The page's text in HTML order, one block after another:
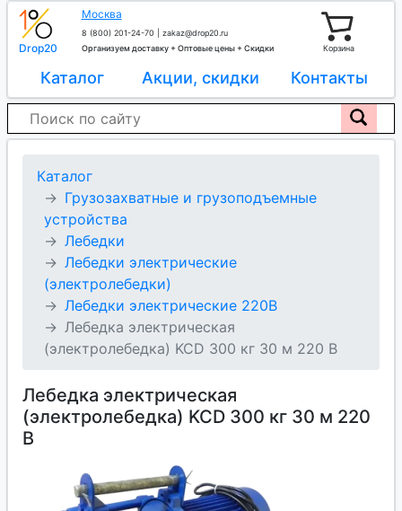
Drop20
Москва
8 (800) 201-24-70
zakaz@drop20.ru
Организуем доставку + Оптовые цены + Скидки
Корзина
Каталог Акции, скидки Контакты
Каталог
Грузозахватные и грузоподъемные
устройства
Лебедки
Лебедки электрические
(электролебедки)
Лебедки электрические 220В
Лебедка электрическая
(электролебедка) KCD 300 кг 30 м 220 В
Лебедка электрическая
(электролебедка) KCD 300 кг 30 м 220
В